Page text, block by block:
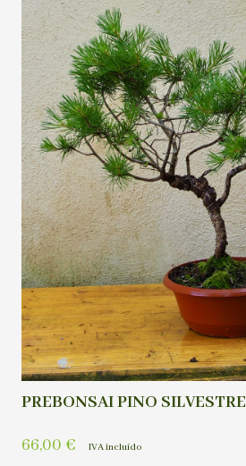
PREBONSAI PINO SILVESTRE
66,00 € IVA incluído